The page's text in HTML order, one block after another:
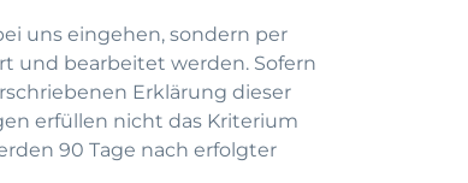
uns eingehen, sondern per
und bearbeitet werden. Sofern
Erklärung dieser
erfüllen nicht das Kriterium
90 Tage nach erfolgter